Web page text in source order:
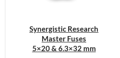
Synergistic Research
Master Fuses
5×20 & 6.3×32 mm